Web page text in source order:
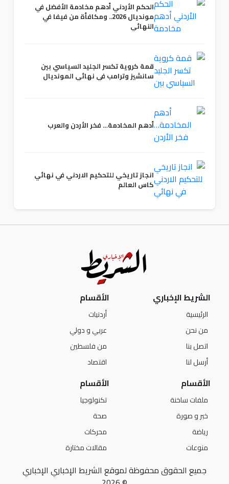
الحكم الأردني أدهم مخادمة الأفضل في
مونديال 2026.. ومكافأة من فيفا في
النهائي
قمة كروية تكسر الجليد السياسي بين
سانشيز وترامب في نهائي المونديال
أدهم المخادمة… فخر الأردن والعرب
انجاز تاريخي للتحكيم الاردني في نهائي
كاس العالم
الشريط الإخباري
الرئيسية
من نحن
اتصل بنا
أرسل لنا
الأقسام
أردنيات
عربي و دولي
من فلسطين
اقتصاد
الأقسام
ملفات ساخنة
خبر و صورة
رياضة
منوعات
الأقسام
تكنولوجيا
صحة
محركات
مقالات مختارة
جميع الحقوق محفوظة لموقع الشريط الإخباري الإخباري